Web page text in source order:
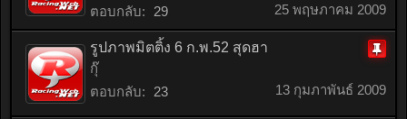
ตอบกลับ:
29 25 พฤษภาคม 2009
หมุด
รูปภาพมิตติ้ง 6 ก.พ.52 สุดฮา
กุ๊
ตอบกลับ:
23 13 กุมภาพันธ์ 2009